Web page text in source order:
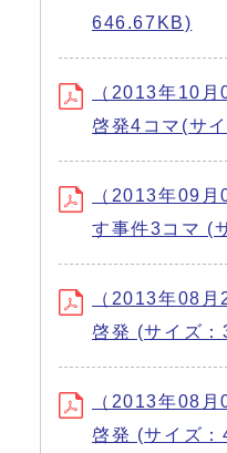
646.67KB)
（2013年10
啓発4コマ(サ
（2013年09
す事件3コマ (
（2013年08
啓発 (サイズ
（2013年08
啓発 (サイズ